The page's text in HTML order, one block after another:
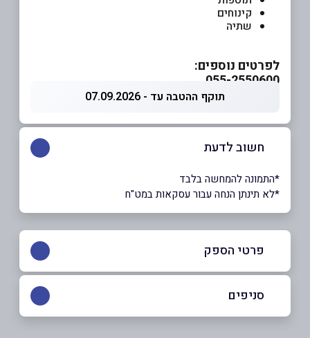
קינוחים
שתיה
לפרטים נוספים:
055-2550600
תוקף ההטבה עד - 07.09.2026
חשוב לדעת
*התמונה להמחשה בלבד
*לא תינתן הנחה עבור עסקאות במט"ח
פרטי הספק
סניפים